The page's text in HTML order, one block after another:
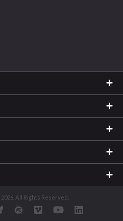
All Rights Reserved.